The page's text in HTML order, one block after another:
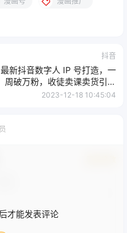
抖音
最新抖音数字人 IP 号打造，一
周破万粉，收徒卖课卖货引流
全方面收益，可矩阵可无线放
2023-12-18 10:45:04
才能发表评论